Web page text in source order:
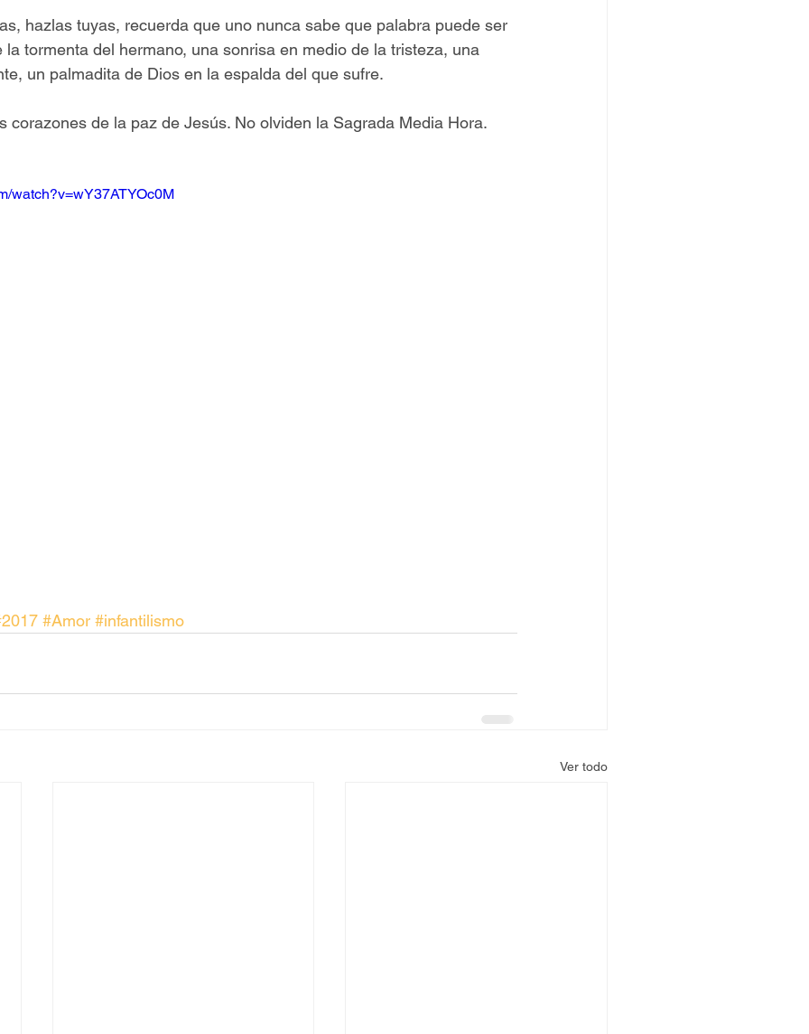
hazlas tuyas, recuerda que uno nunca sabe que palabra puede ser
la tormenta del hermano, una sonrisa en medio de la tristeza, una
un palmadita de Dios en la espalda del que sufre.
corazones de la paz de Jesús. No olviden la Sagrada Media Hora.
watch?v=wY37ATYOc0M
#Amor #infantilismo
Ver todo